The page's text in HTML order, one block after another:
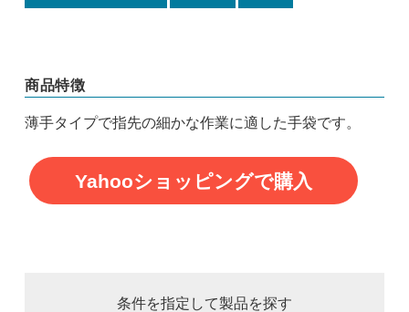
商品特徴
薄手タイプで指先の細かな作業に適した手袋です。
Yahooショッピングで購入
条件を指定して製品を探す